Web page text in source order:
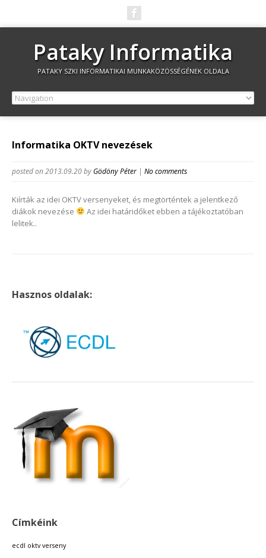
Pataky Informatika
PATAKY SZKI INFORMATIKAI MUNKAKÖZÖSSÉGÉNEK OLDALA
Informatika OKTV nevezések
posted on 2013.09.20by Gödöny Péter | No comments
Kiírták az idei OKTV versenyeket, és megtörténtek a jelentkező
diákok nevezése
Az idei határidőket ebben a tájékoztatóban
lelitek..
Hasznos oldalak:
Címkéink
ecdl oktv verseny